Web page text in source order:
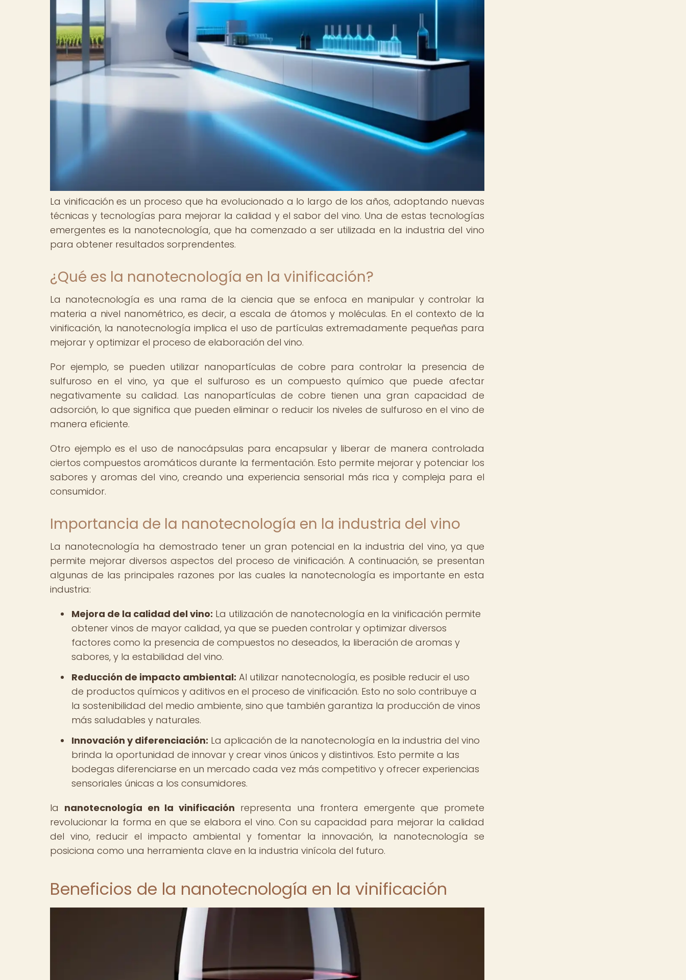
La vinificación es un proceso que ha evolucionado a lo largo de los años, adoptando nuevas
técnicas y tecnologías para mejorar la calidad y el sabor del vino. Una de estas tecnologías
emergentes es la nanotecnología, que ha comenzado a ser utilizada en la industria del vino
para obtener resultados sorprendentes.
¿Qué es la nanotecnología en la vinificación?
La nanotecnología es una rama de la ciencia que se enfoca en manipular y controlar la
materia a nivel nanométrico, es decir, a escala de átomos y moléculas. En el contexto de la
vinificación, la nanotecnología implica el uso de partículas extremadamente pequeñas para
mejorar y optimizar el proceso de elaboración del vino.
Por ejemplo, se pueden utilizar nanopartículas de cobre para controlar la presencia de
sulfuroso en el vino, ya que el sulfuroso es un compuesto químico que puede afectar
negativamente su calidad. Las nanopartículas de cobre tienen una gran capacidad de
adsorción, lo que significa que pueden eliminar o reducir los niveles de sulfuroso en el vino de
manera eficiente.
Otro ejemplo es el uso de nanocápsulas para encapsular y liberar de manera controlada
ciertos compuestos aromáticos durante la fermentación. Esto permite mejorar y potenciar los
sabores y aromas del vino, creando una experiencia sensorial más rica y compleja para el
consumidor.
Importancia de la nanotecnología en la industria del vino
La nanotecnología ha demostrado tener un gran potencial en la industria del vino, ya que
permite mejorar diversos aspectos del proceso de vinificación. A continuación, se presentan
algunas de las principales razones por las cuales la nanotecnología es importante en esta
industria:
Mejora de la calidad del vino: La utilización de nanotecnología en la vinificación permite
obtener vinos de mayor calidad, ya que se pueden controlar y optimizar diversos
factores como la presencia de compuestos no deseados, la liberación de aromas y
sabores, y la estabilidad del vino.
Reducción de impacto ambiental: Al utilizar nanotecnología, es posible reducir el uso
de productos químicos y aditivos en el proceso de vinificación. Esto no solo contribuye a
la sostenibilidad del medio ambiente, sino que también garantiza la producción de vinos
más saludables y naturales.
Innovación y diferenciación: La aplicación de la nanotecnología en la industria del vino
brinda la oportunidad de innovar y crear vinos únicos y distintivos. Esto permite a las
bodegas diferenciarse en un mercado cada vez más competitivo y ofrecer experiencias
sensoriales únicas a los consumidores.
la nanotecnología en la vinificación representa una frontera emergente que promete
revolucionar la forma en que se elabora el vino. Con su capacidad para mejorar la calidad
del vino, reducir el impacto ambiental y fomentar la innovación, la nanotecnología se
posiciona como una herramienta clave en la industria vinícola del futuro.
Beneficios de la nanotecnología en la vinificación